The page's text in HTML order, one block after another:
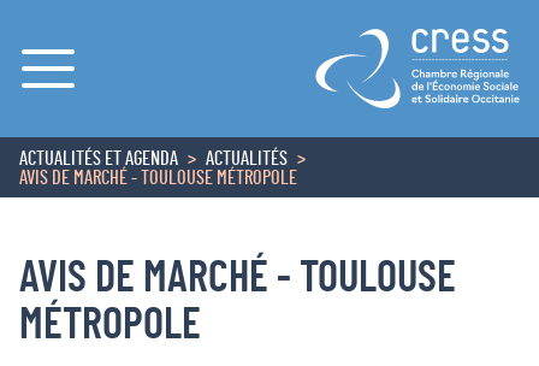
Menu
ACCUEIL
ACTUALITÉS ET AGENDA
ACTUALITÉS
AVIS DE MARCHÉ - TOULOUSE MÉTROPOLE
AVIS DE MARCHÉ - TOULOUSE
MÉTROPOLE